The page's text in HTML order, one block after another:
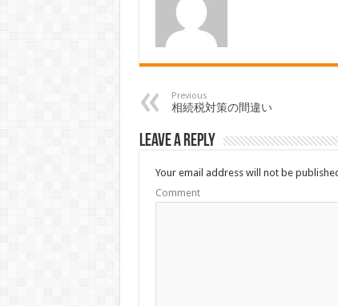
Previous
相続税対策の間違い
Leave a Reply
Your email address will not be
Comment